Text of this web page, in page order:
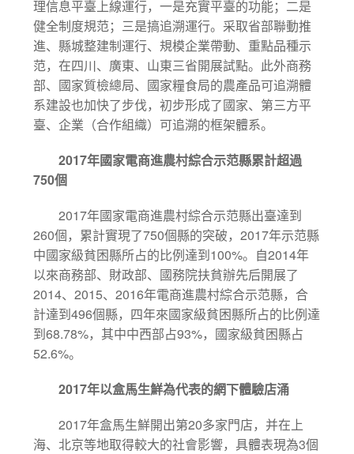
理信息平臺上線運行，一是充實平臺的功能；二是
健全制度規范；三是搞追溯運行。采取省部聯動推
進、縣城整建制運行、規模企業帶動、重點品種示
范，在四川、廣東、山東三省開展試點。此外商務
部、國家質檢總局、國家糧食局的農產品可追溯體
系建設也加快了步伐，初步形成了國家、第三方平
臺、企業（合作組織）可追溯的框架體系。
2017年國家電商進農村綜合示范縣累計超過
750個
2017年國家電商進農村綜合示范縣出臺達到
260個，累計實現了750個縣的突破，2017年示范縣
中國家級貧困縣所占的比例達到 100%。自2014年
以來商務部、財政部、國務院扶貧辦先后開展了
2014、2015、2016年電商進農村綜合示范縣，合
計達到496個縣，四年來國家級貧困縣所占的比例達
到68.78%，其中中西部占93%，國家級貧困縣占
52.6%。
2017年以盒馬生鮮為代表的網下體驗店涌
2017年盒馬生鮮開出第20多家門店，并在上
海、北京等地取得較大的社會影響，具體表現為3個